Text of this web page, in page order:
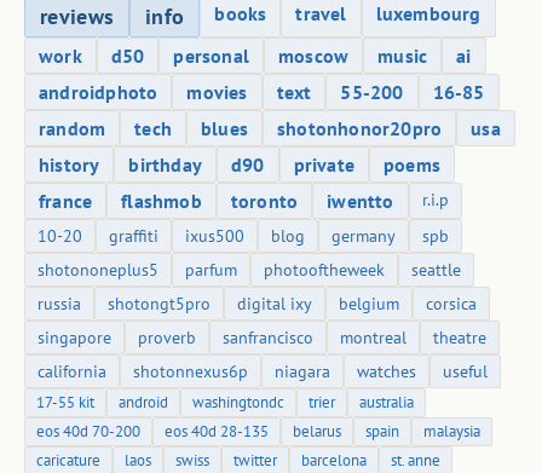
reviews
info books travel
luxembourg
work
d50 personal moscow music
ai
androidphoto
movies text 55-200
16-85
random
tech blues shotonhonor20pro
usa
history
birthday d90 private
poems
france
flashmob toronto iwentto
r.i.p
10-20
graffiti ixus500 blog germany
spb
shotononeplus5
parfum photooftheweek
seattle
russia
shotongt5pro digital ixy belgium
corsica
singapore
proverb sanfrancisco montreal
theatre
california
shotonnexus6p niagara watches useful
17-55 kit android washingtondc trier
australia
eos 40d 70-200
eos 40d 28-135 belarus spain
malaysia
caricature
laos swiss twitter barcelona
st. anne